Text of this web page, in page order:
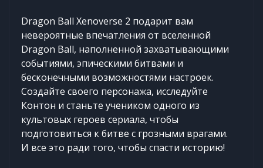
Dragon Ball Xenoverse 2 подарит вам
невероятные впечатления от вселенной
Dragon Ball, наполненной захватывающими
событиями, эпическими битвами и
бесконечными возможностями настроек.
Создайте своего персонажа, исследуйте
Контон и станьте учеником одного из
культовых героев сериала, чтобы
подготовиться к битве с грозными врагами.
И все это ради того, чтобы спасти историю!